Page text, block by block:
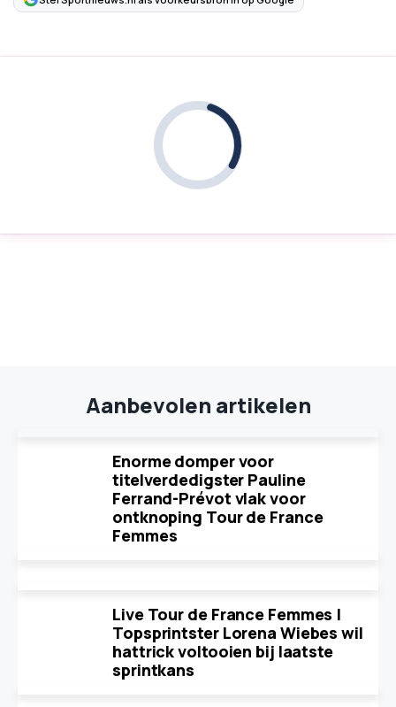
Aanbevolen artikelen
Enorme domper voor
titelverdedigster Pauline
Ferrand-Prévot vlak voor
ontknoping Tour de France
Femmes
Live Tour de France Femmes |
Topsprintster Lorena Wiebes wil
hattrick voltooien bij laatste
sprintkans